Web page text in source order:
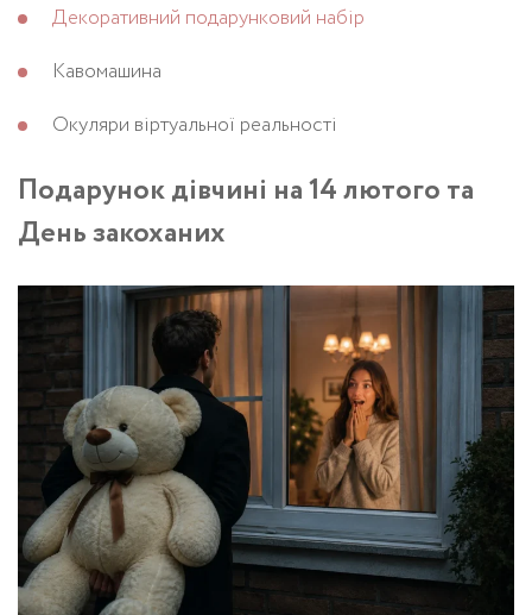
Декоративний подарунковий набір
Кавомашина
Окуляри віртуальної реальності
Подарунок дівчині на 14 лютого та
День закоханих